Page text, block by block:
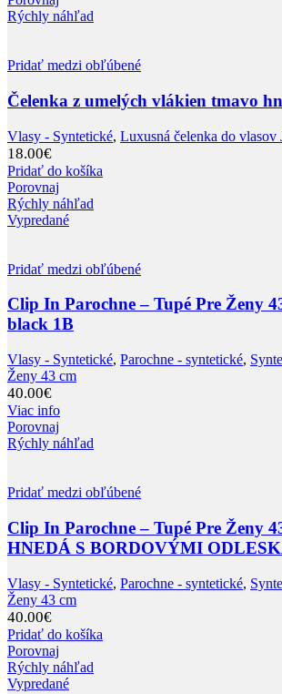
Rýchly náhľad
Pridať medzi obľúbené
Čelenka z umelých vlákien tmavo
Vlasy - Syntetické, Luxusná čelenka do vlasov
18.00€
Pridať do košíka
Porovnaj
Rýchly náhľad
Vypredané
Pridať medzi obľúbené
Clip In Parochne – Tupé Pre Ženy
black 1B
Vlasy - Syntetické, Parochne - syntetické,
Ženy 43 cm
40.00€
Viac info
Porovnaj
Rýchly náhľad
Pridať medzi obľúbené
Clip In Parochne – Tupé Pre Ženy
HNEDÁ S BORDOVÝMI
Vlasy - Syntetické, Parochne - syntetické,
Ženy 43 cm
40.00€
Pridať do košíka
Porovnaj
Rýchly náhľad
Vypredané